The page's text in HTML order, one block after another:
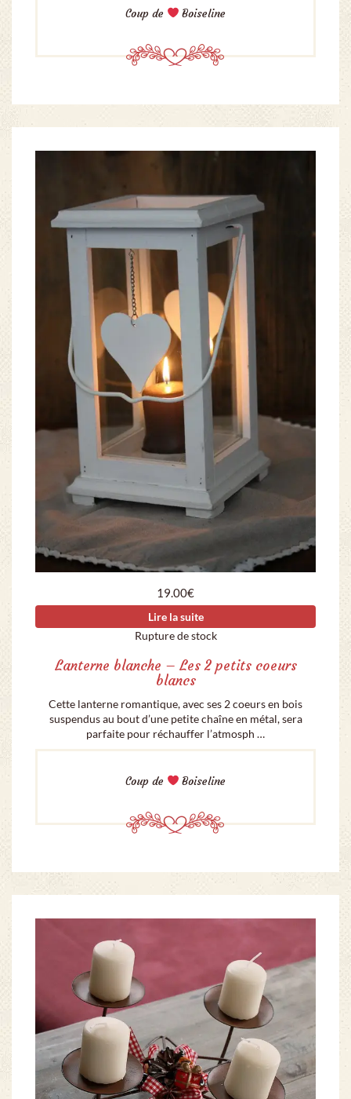
Coup de Boiseline
19.00€
Lire la suite
Rupture de stock
Lanterne blanche – Les 2 petits coeurs
blancs
Cette lanterne romantique, avec ses 2 coeurs en bois
suspendus au bout d’une petite chaîne en métal, sera
parfaite pour réchauffer l’atmosph …
Coup de Boiseline